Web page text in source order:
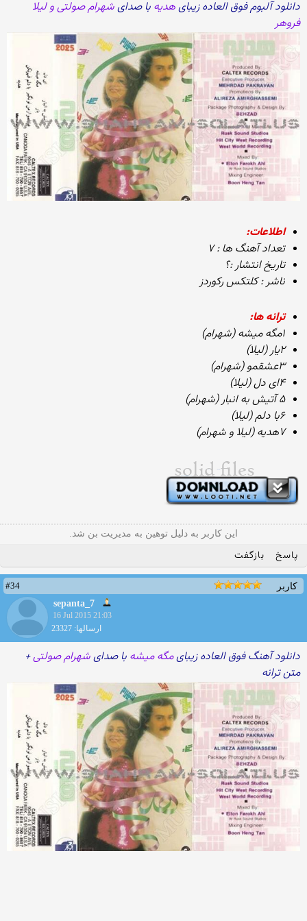
دانلود آلبوم فوق العاده زیبایهدیه با صدایشهرام صولتی و لیلا
فروهر
اطلاعات:
تعداد آهنگ ها : ۷
تاریخ انتشار :؟
ناشر : کلتکس رکوردز
ترانه ها:
۱مگه میشه (شهرام)
۲یار (لیلا)
۳عشقمو (شهرام)
۴ای دل (لیلا)
۵ آتیش به انبار (شهرام)
۶با دلم (لیلا)
۷هدیه (لیلا و شهرام)
این کاربر به دلیل توهین به مدیریت بن شد.
پاسخ بازگفت
کاربر
#34
sepanta_7
16 Jul 2015 21:03
ارسالها: 23327
دانلود آهنگ فوق العاده زیبایمگه میشه با صدایشهرام صولتی+
متن ترانه